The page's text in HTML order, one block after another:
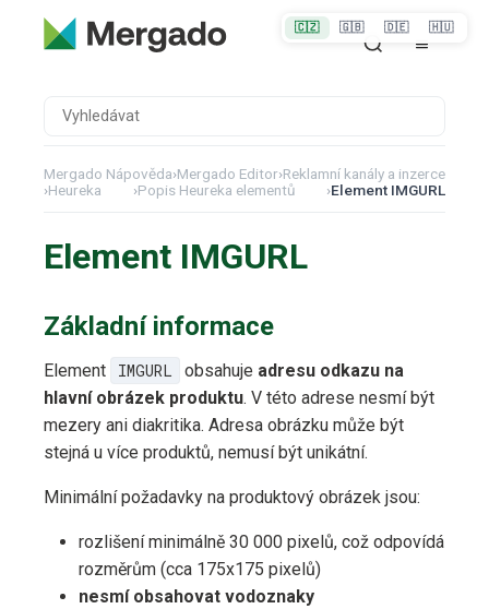
Mergado Nápověda›Mergado Editor›Reklamní kanály a inzerce
›Heureka ›Popis Heureka elementů ›Element IMGURL
Element IMGURL
Základní informace
Element IMGURL obsahuje adresu odkazu na
hlavní obrázek produktu. V této adrese nesmí být
mezery ani diakritika. Adresa obrázku může být
stejná u více produktů, nemusí být unikátní.
Minimální požadavky na produktový obrázek jsou:
rozlišení minimálně 30 000 pixelů, což odpovídá
rozměrům (cca 175x175 pixelů)
nesmí obsahovat vodoznaky
🇨🇿 🇬🇧 🇩🇪 🇭🇺